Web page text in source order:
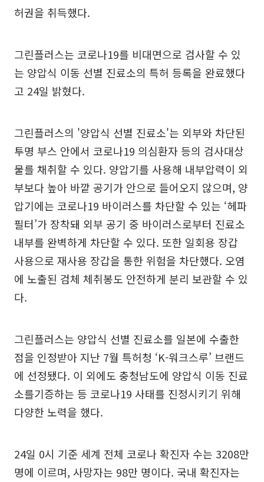
허권을 취득했다.
그린플러스는 코로나19를 비대면으로 검사할 수 있
는 양압식 이동 선별 진료소의 특허 등록을 완료했다
고 24일 밝혔다.
그린플러스의 '양압식 선별 진료소'는 외부와 차단된
투명 부스 안에서 코로나19 의심환자 등의 검사대상
물를 채취할 수 있다. 양압기를 사용해 내부압력이 외
부보다 높아 바깥 공기가 안으로 들어오지 않으며, 양
압기에는 코로나19 바이러스를 차단할 수 있는 ‘헤파
필터’가 장착돼 외부 공기 중 바이러스로부터 진료소
내부를 완벽하게 차단할 수 있다. 또한 일회용 장갑
사용으로 재사용 장갑을 통한 위험을 차단했다. 오염
에 노출된 검체 체취봉도 안전하게 분리 보관할 수 있
다.
그린플러스는 양압식 선별 진료소를 일본에 수출한
점을 인정받아 지난 7월 특허청 ‘K-워크스루’ 브랜드
에 선정됐다. 이 외에도 충청남도에 양압식 이동 진료
소를기증하는 등 코로나19 사태를 진정시키기 위해
다양한 노력을 했다.
24일 0시 기준 세계 전체 코로나 확진자 수는 3208만
명에 이르며, 사망자는 98만 명이다. 국내 확진자는